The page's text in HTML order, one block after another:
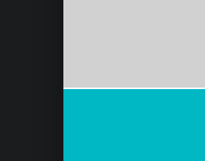
Navegación de entradas